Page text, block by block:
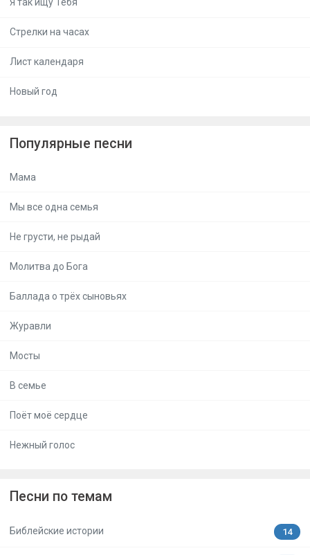
Стрелки на часах
Лист календаря
Новый год
Популярные песни
Мама
Мы все одна семья
Не грусти, не рыдай
Молитва до Бога
Баллада о трёх сыновьях
Журавли
Мосты
В семье
Поёт моё сердце
Нежный голос
Песни по темам
Библейские истории 14